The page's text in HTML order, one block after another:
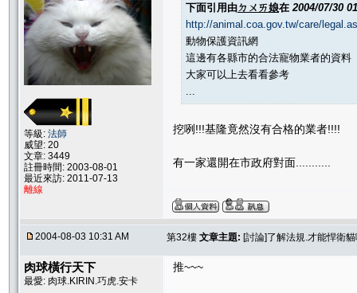
等級: 法師
威望: 20
文章: 3449
註冊時間: 2003-08-01
最近來訪: 2011-07-13
離線
下面引用由ㄉㄨㄞ娘在 2004/07/30
http://animal.coa.gov.tw/care/
動物保護資訊網
這邊有各縣市的合法寵物業者的資料
大家可以上去看看參考
挖咧!!!基隆竟然沒有合格的業者!!!!
有一家還開在市政府對面...........
2004-08-03 10:31 AM 第32樓 文章主題: [討論]了解法規.才能悍衛
肉球橫行天下
最愛: 肉球.KIRIN.巧虎.安卡
推~~~